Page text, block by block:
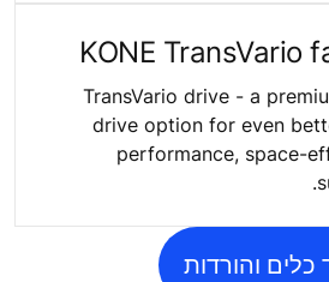
KONE TransVario
TransVario drive - a
drive option for even
performance, space-
כלים והורדות